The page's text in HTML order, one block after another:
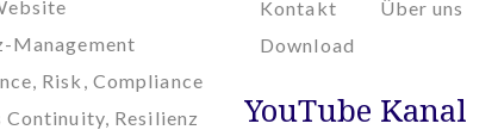
Management
Risk, Compliance
Continuity, Resilienz
Kontakt
Über uns
Download
YouTube Kanal